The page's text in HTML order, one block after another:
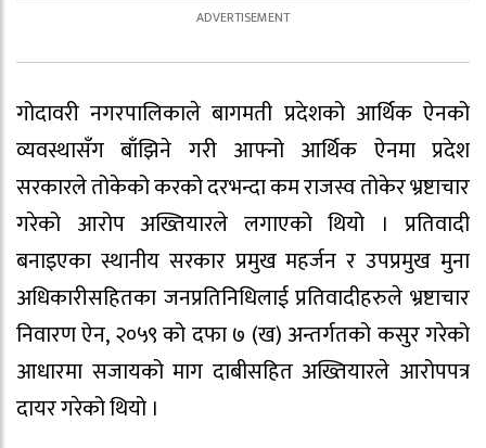
गोदावरी नगरपालिकाले बागमती प्रदेशको आर्थिक ऐनको
व्यवस्थासँग बाँझिने गरी आफ्नो आर्थिक ऐनमा प्रदेश
सरकारले तोकेको करको दरभन्दा कम राजस्व तोकेर भ्रष्टाचार
गरेको आरोप अख्तियारले लगाएको थियो । प्रतिवादी
बनाइएका स्थानीय सरकार प्रमुख महर्जन र उपप्रमुख मुना
अधिकारीसहितका जनप्रतिनिधिलाई प्रतिवादीहरुले भ्रष्टाचार
निवारण ऐन, २०५९ को दफा ७ (ख) अन्तर्गतको कसुर गरेको
आधारमा सजायको माग दाबीसहित अख्तियारले आरोपपत्र
दायर गरेको थियो ।